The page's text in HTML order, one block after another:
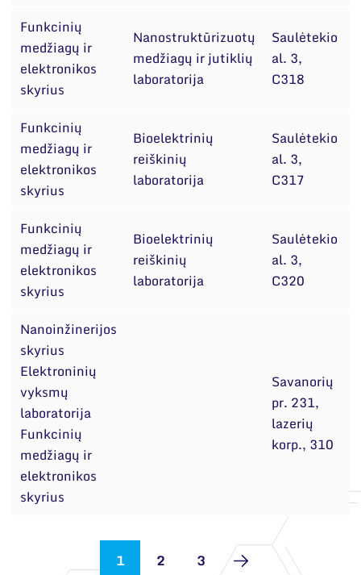
Funkcinių
medžiagų ir
elektronikos
skyrius
Nanostruktūrizuotų
medžiagų ir jutiklių
laboratorija
Saulėtekio
al. 3,
C318
Funkcinių
medžiagų ir
elektronikos
skyrius
Bioelektrinių
reiškinių
laboratorija
Saulėtekio
al. 3,
C317
Funkcinių
medžiagų ir
elektronikos
skyrius
Bioelektrinių
reiškinių
laboratorija
Saulėtekio
al. 3,
C320
Nanoinžinerijos
skyrius
Elektroninių
vyksmų
laboratorija
Funkcinių
medžiagų ir
elektronikos
skyrius
Savanorių
pr. 231,
lazerių
korp., 310
1 2 3